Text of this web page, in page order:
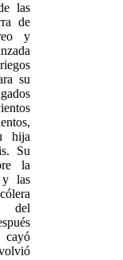
las
de
y
su
hija
Su
la
y las
del
cayó